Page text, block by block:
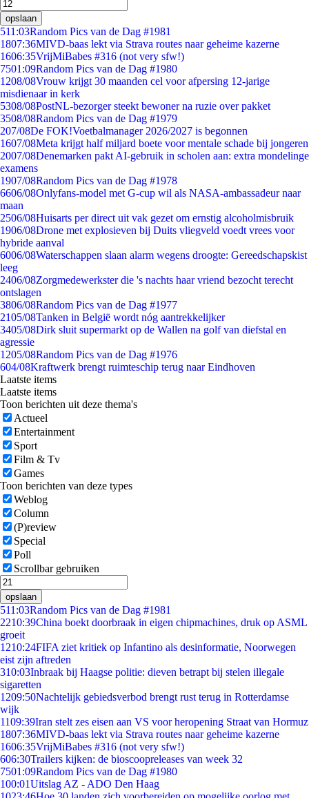
opslaan
511:03Random Pics van de Dag #1981
1807:36MIVD-baas lekt via Strava routes naar geheime kazerne
1606:35VrijMiBabes #316 (not very sfw!)
7501:09Random Pics van de Dag #1980
1208/08Vrouw krijgt 30 maanden cel voor afpersing 12-jarige
misdienaar in kerk
5308/08PostNL-bezorger steekt bewoner na ruzie over pakket
3508/08Random Pics van de Dag #1979
207/08De FOK!Voetbalmanager 2026/2027 is begonnen
1607/08Meta krijgt half miljard boete voor mentale schade bij jongeren
2007/08Denemarken pakt AI-gebruik in scholen aan: extra mondelinge
examens
1907/08Random Pics van de Dag #1978
6606/08Onlyfans-model met G-cup wil als NASA-ambassadeur naar
maan
2506/08Huisarts per direct uit vak gezet om ernstig alcoholmisbruik
1906/08Drone met explosieven bij Duits vliegveld voedt vrees voor
hybride aanval
6006/08Waterschappen slaan alarm wegens droogte: Gereedschapskist
leeg
2406/08Zorgmedewerkster die 's nachts haar vriend bezocht terecht
ontslagen
3806/08Random Pics van de Dag #1977
2105/08Tanken in België wordt nóg aantrekkelijker
3405/08Dirk sluit supermarkt op de Wallen na golf van diefstal en
agressie
1205/08Random Pics van de Dag #1976
604/08Kraftwerk brengt ruimteschip terug naar Eindhoven
Laatste items
Laatste items
Toon berichten uit deze thema's
Actueel
Entertainment
Sport
Film & Tv
Games
Toon berichten van deze types
Weblog
Column
(P)review
Special
Poll
Scrollbar gebruiken
opslaan
511:03Random Pics van de Dag #1981
2210:39China boekt doorbraak in eigen chipmachines, druk op ASML
groeit
1210:24FIFA ziet kritiek op Infantino als desinformatie, Noorwegen
eist zijn aftreden
310:03Inbraak bij Haagse politie: dieven betrapt bij stelen illegale
sigaretten
1209:50Nachtelijk gebiedsverbod brengt rust terug in Rotterdamse
wijk
1109:39Iran stelt zes eisen aan VS voor heropening Straat van Hormuz
1807:36MIVD-baas lekt via Strava routes naar geheime kazerne
1606:35VrijMiBabes #316 (not very sfw!)
606:30Trailers kijken: de bioscoopreleases van week 32
7501:09Random Pics van de Dag #1980
100:01Uitslag AZ - ADO Den Haag